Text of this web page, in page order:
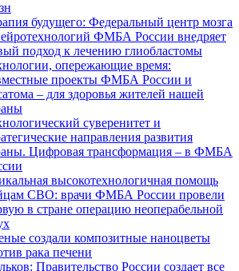
будущего: Федеральный центр мозга
ФМБА России внедряет
подход к лечению глиобластомы
опережающие время:
проекты ФМБА России и
– для здоровья жителей нашей
суверенитет и
направления развития
Цифровая трансформация – в ФМБА
высокотехнологичная помощь
СВО: врачи ФМБА России провели
в стране операцию неоперабельной
создали композитные наноцветы
рака печени
Правительство России создает все